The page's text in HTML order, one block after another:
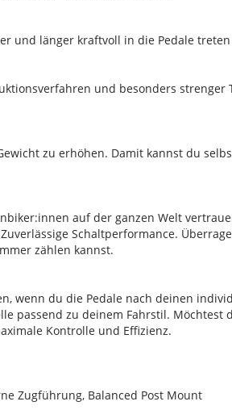
und länger kraftvoll in die Pedale
und besonders strenger
zu erhöhen. Damit kannst du
auf der ganzen Welt
Schaltperformance.
zählen kannst.
wenn du die Pedale nach deinen
passend zu deinem Fahrstil. Möchtest
Kontrolle und Effizienz.
Zugführung, Balanced Post Mount